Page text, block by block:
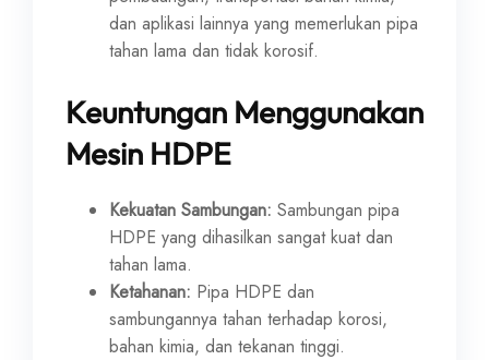
dan aplikasi lainnya yang memerlukan pipa
tahan lama dan tidak korosif.
Keuntungan Menggunakan
Mesin HDPE
Kekuatan Sambungan: Sambungan pipa
HDPE yang dihasilkan sangat kuat dan
tahan lama.
Ketahanan: Pipa HDPE dan
sambungannya tahan terhadap korosi,
bahan kimia, dan tekanan tinggi.